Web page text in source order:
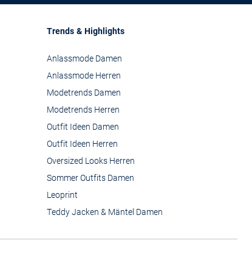
Trends & Highlights
Anlassmode Damen
Anlassmode Herren
Modetrends Damen
Modetrends Herren
Outfit Ideen Damen
Outfit Ideen Herren
Oversized Looks Herren
Sommer Outfits Damen
Leoprint
Teddy Jacken & Mäntel Damen